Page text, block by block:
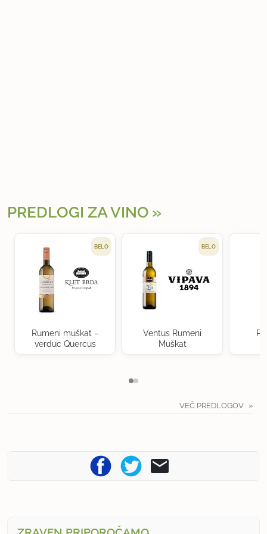
PREDLOGI ZA VINO
BELO
Rumeni muškat –
verduc Quercus
BELO
Ventus Rumeni
Muškat
VEČ PREDLOGOV